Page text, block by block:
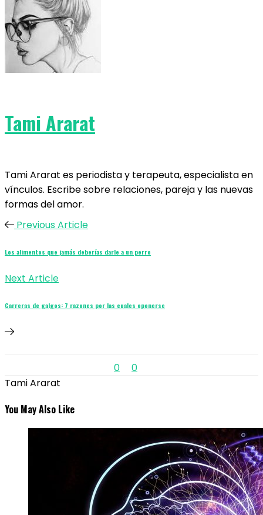
Tami Ararat
Tami Ararat es periodista y terapeuta, especialista en
vínculos. Escribe sobre relaciones, pareja y las nuevas
formas del amor.
Previous Article
Los alimentos que jamás deberías darle a un perro
Next Article
Carreras de galgos: 7 razones por las cuales oponerse
0
0
Tami Ararat
You May Also Like